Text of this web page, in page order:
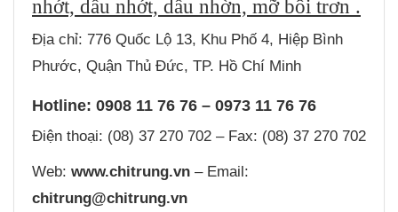
nhớt, dầu nhớt, dầu nhờn, mỡ bôi trơn .
Địa chỉ: 776 Quốc Lộ 13, Khu Phố 4, Hiệp Bình
Phước, Quận Thủ Đức, TP. Hồ Chí Minh
Hotline: 0908 11 76 76 – 0973 11 76 76
Điện thoại: (08) 37 270 702 – Fax: (08) 37 270 702
Web: www.chitrung.vn – Email:
chitrung@chitrung.vn